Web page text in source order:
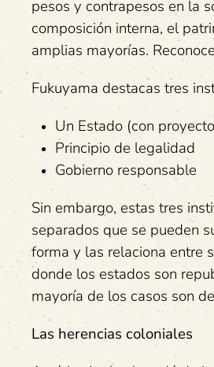
pesos y contrapesos en la
composición interna, el
amplias mayorías.
Fukuyama destacas tres
Un Estado (con
Principio de legalidad
Gobierno responsable
Sin embargo, estas tres
separados que se pueden
forma y las relaciona entre
donde los estados son
mayoría de los casos son
Las herencias coloniales